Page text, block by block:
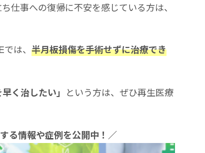
仕事への復帰に不安を感じている方は、
は、 半月板損傷を手術せずに治療でき
く治したい」 という方は、ぜひ再生医療
る情報や症例を公開中！／